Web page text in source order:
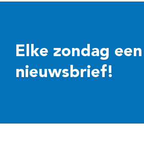
Elke zondag
nieuwsbrief!